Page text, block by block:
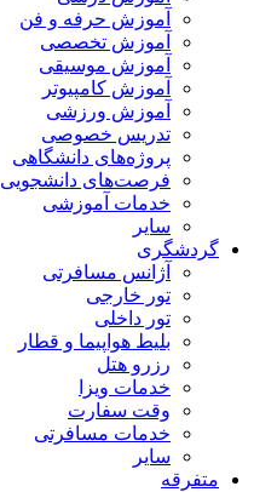
آموزش حرفه و فن
آموزش تخصصی
آموزش موسیقی
آموزش کامپیوتر
آموزش ورزشی
تدریس خصوصی
پروژه‌های دانشگاهی
فرصت‌های دانشجویی
خدمات آموزشی
سایر
گردشگری
آژانس مسافرتی
تور خارجی
تور داخلی
بلیط هواپیما و قطار
رزرو هتل
خدمات ویزا
وقت سفارت
خدمات مسافرتی
سایر
متفرقه